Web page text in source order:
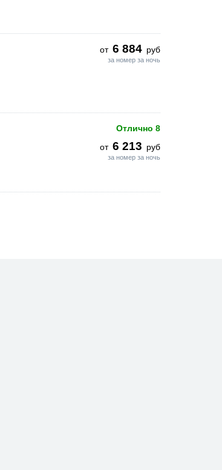
от 6 884 руб
за номер за ночь
Отлично 8
от 6 213 руб
за номер за ночь